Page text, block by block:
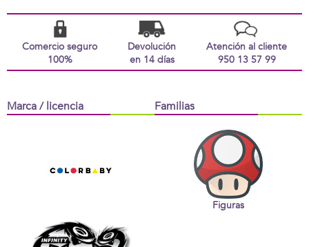
Comercio seguro
100%
Devolución
en 14 días
Atención al cliente
950 13 57 99
Marca / licencia Familias
Figuras